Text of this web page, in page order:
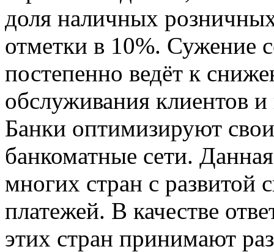
доля наличных
отметки в 10%. Сужение
постепенно ведёт к
обслуживания клиентов
Банки оптимизируют
банкоматные сети.
многих стран с развитой
платежей. В качестве
этих стран принимают